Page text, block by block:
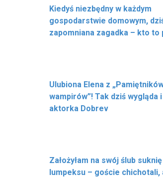
Kiedyś niezbędny w każdym
gospodarstwie domowym,
zapomniana zagadka – kto to
Ulubiona Elena z
wampirów”! Tak dziś wygląda
aktorka Dobrev
Założyłam na swój ślub
lumpeksu – goście chichotali,